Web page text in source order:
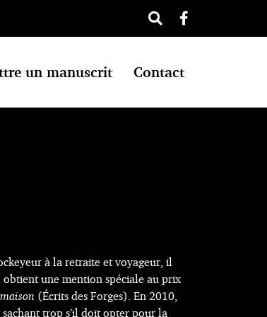
un manuscrit Contact
à la retraite et voyageur, il
une mention spéciale au prix
(Écrits des Forges). En 2010,
sachant trop s’il doit opter pour la